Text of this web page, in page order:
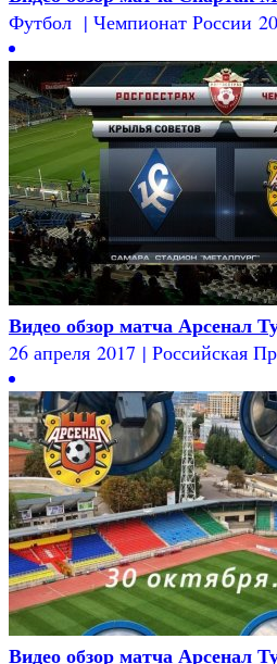
Футбол | Чемпионат России
Видео обзор матча Арсенал
26 апреля 2017 | Российская
Видео обзор матча Арсенал